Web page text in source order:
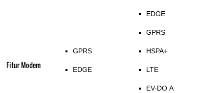
Fitur Modem
GPRS
EDGE
EDGE
GPRS
HSPA+
LTE
EV-DO A